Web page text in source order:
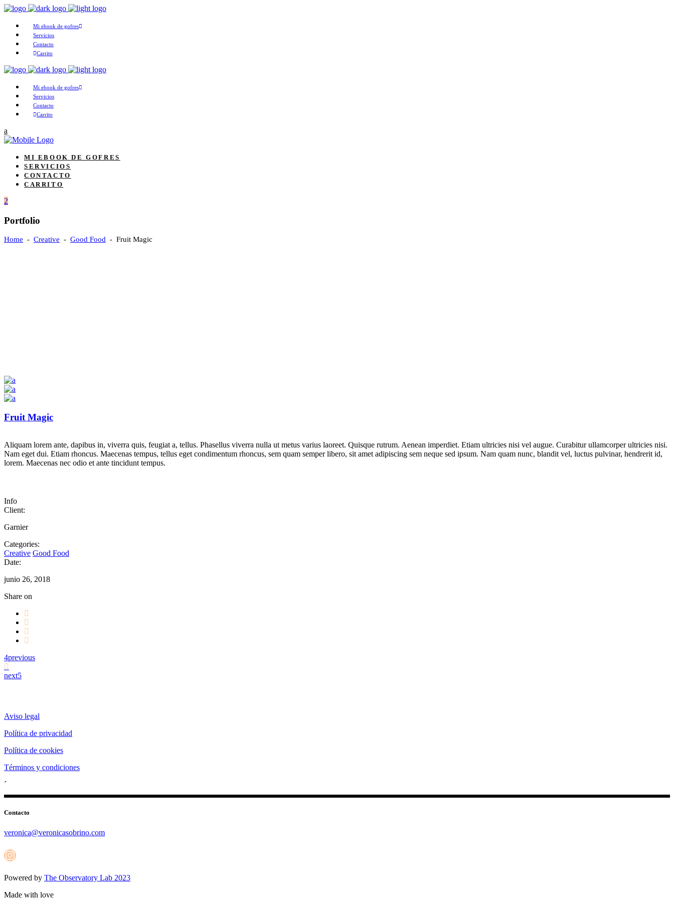
Mi ebook de gofres
Servicios
Contacto
Carrito
Mi ebook de gofres
Servicios
Contacto
Carrito
MI EBOOK DE GOFRES
SERVICIOS
CONTACTO
CARRITO
Portfolio
Home - Creative - Good Food - Fruit Magic
Fruit Magic
Aliquam lorem ante, dapibus in, viverra quis, feugiat a, tellus. Phasellus viverra nulla ut metus varius laoreet. Quisque rutrum. Aenean imperdiet. Etiam ultricies nisi vel augue. Curabitur ullamcorper ultricies nisi.
Nam eget dui. Etiam rhoncus. Maecenas tempus, tellus eget condimentum rhoncus, sem quam semper libero, sit amet adipiscing sem neque sed ipsum. Nam quam nunc, blandit vel, luctus pulvinar, hendrerit id,
lorem. Maecenas nec odio et ante tincidunt tempus.
Info
Client:
Garnier
Categories:
Creative Good Food
Date:
junio 26, 2018
Share on
previous
next
Aviso legal
Política de privacidad
Política de cookies
Términos y condiciones
´
Contacto
veronica@veronicasobrino.com
Instagram
Powered by The Observatory Lab 2023
Made with love